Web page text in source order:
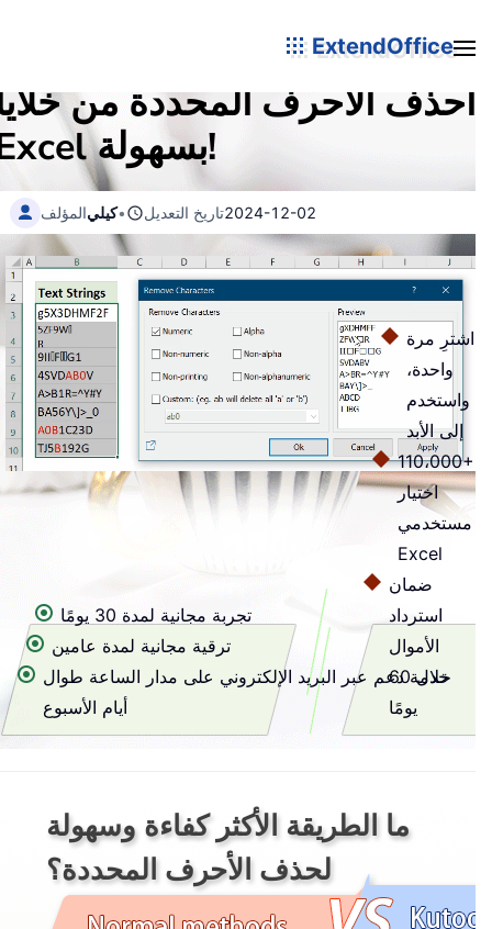
ExtendOffice
احذف الأحرف المحددة من
Excel بسهولة!
المؤلفكيلي• تاريخ التعديل2024-12-02
تجربة مجانية لمدة 30 يومًا
ترقية مجانية لمدة عامين
خدمة دعم عبر البريد الإلكتروني على مدار الساعة طوال
أيام الأسبوع
اشترِ مرة
واحدة،
واستخدم
إلى الأبد
110،000+
اختيار
مستخدمي
Excel
ضمان
استرداد
الأموال
خلال 60
يومًا
ما الطريقة الأكثر كفاءة وسهولة
لحذف الأحرف المحددة؟